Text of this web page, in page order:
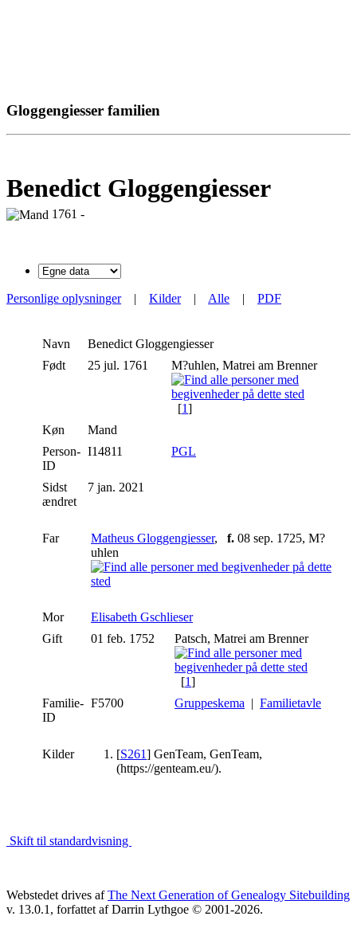
Gloggengiesser familien
Benedict Gloggengiesser
1761 -
Personlige oplysninger| Kilder| Alle | PDF
Navn Benedict Gloggengiesser
Født
25 jul. 1761 M?uhlen, Matrei am Brenner
[1]
Køn
Mand
Person-
ID
I14811 PGL
Sidst
ændret
7 jan. 2021
Far Matheus Gloggengiesser, f. 08 sep. 1725, M?
uhlen
Mor
Elisabeth Gschlieser
Gift
01 feb. 1752 Patsch, Matrei am Brenner
[1]
Familie-
ID
F5700 Gruppeskema | Familietavle
Kilder [S261] GenTeam, GenTeam,
(https://genteam.eu/).
Skift til standardvisning
Webstedet drives afThe Next Generation of Genealogy Sitebuilding
v. 13.0.1, forfattet af Darrin Lythgoe © 2001-2026.